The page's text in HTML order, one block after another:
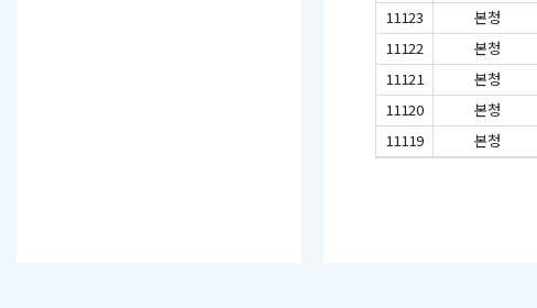
11123
본청
11122
본청
11121
본청
11120
본청
11119
본청